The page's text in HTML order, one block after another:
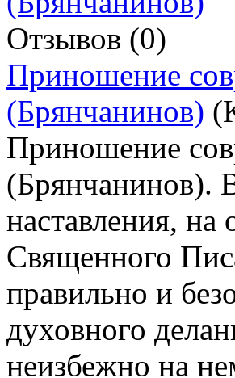
Отзывов (0)
Приношение
(Брянчанинов)
Приношение
(Брянчанинов).
наставления, на
Священного
правильно и
духовного
неизбежно на